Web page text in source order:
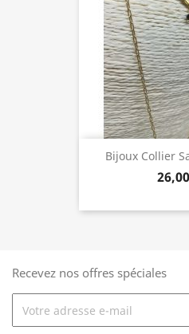
Bijoux Collier
Recevez nos offres spéciales